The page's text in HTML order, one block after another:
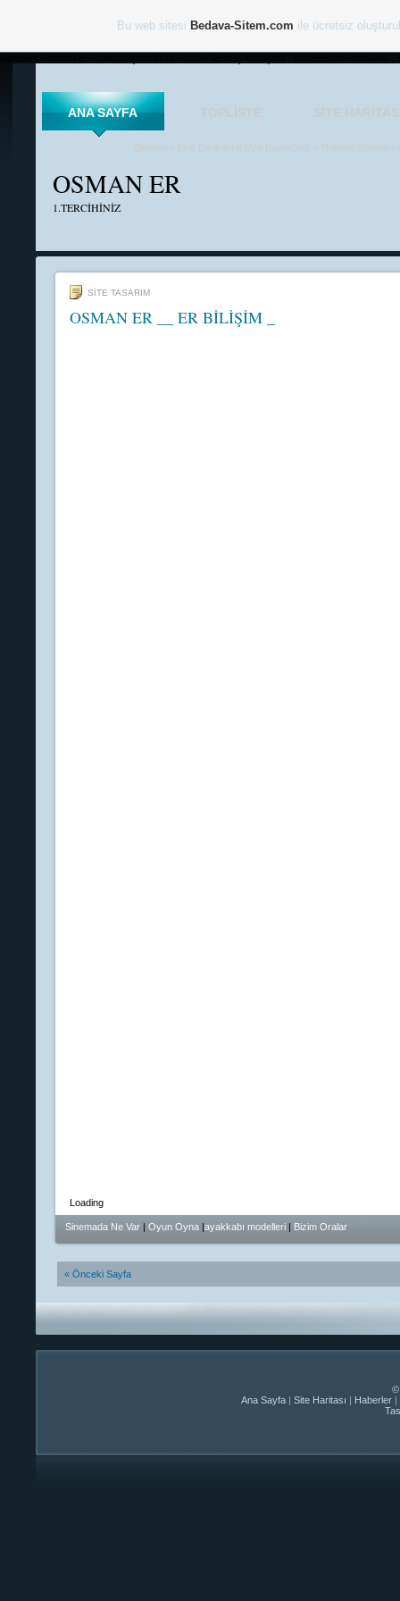
ANA SAYFA TOPLISTE SITE
Şiirlerim Link Bankası Üye Kayıt/Giriş Reklam Ücretleri
OSMAN ER
1.TERCİHİNİZ
SİTE TASARIM
OSMAN ER __ ER BİLİŞİM _
Loading
Sinemada Ne Var | Oyun Oyna |ayakkabı modelleri| Bizim Oralar
« Önceki Sayfa
©
Ana Sayfa | Site Haritası | Haberler|
Bu web sitesi Bedava-Sitem.com ile ücretsiz